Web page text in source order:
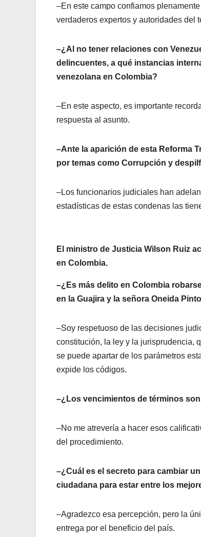
–En este campo confiamos
verdaderos expertos y autoridades del
–¿Al no tener relaciones con
delincuentes, a qué instancias
venezolana en Colombia?
–En este aspecto, es importante
respuesta al asunto.
–Ante la aparición de esta Reforma
por temas como Corrupción y
–Los funcionarios judiciales han
estadísticas de estas condenas las
El ministro de Justicia Wilson Ruiz
en Colombia.
–¿Es más delito en Colombia
en la Guajira y la señora Oneida
–Soy respetuoso de las decisiones
constitución, la ley y la jurisprudencia,
se puede apartar de los parámetros
expide los códigos.
–¿Los vencimientos de términos
–No me atrevería a hacer esos
del procedimiento.
–¿Cuál es el secreto para cambiar
ciudadana para estar entre los
–Agradezco esa percepción, pero la
entrega por el beneficio del país.